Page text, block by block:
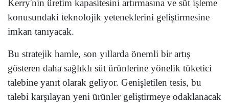
Kerry'nin üretim kapasitesini artırmasına ve süt işleme
konusundaki teknolojik yeteneklerini geliştirmesine
imkan tanıyacak.
Bu stratejik hamle, son yıllarda önemli bir artış
gösteren daha sağlıklı süt ürünlerine yönelik tüketici
talebine yanıt olarak geliyor. Genişletilen tesis, bu
talebi karşılayan yeni ürünler geliştirmeye odaklanacak